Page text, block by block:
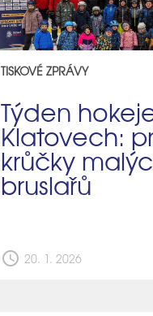
TISKOVÉ ZPRÁVY
Týden
Klatovech:
krůčky
bruslařů
schedule 20. 1. 2026